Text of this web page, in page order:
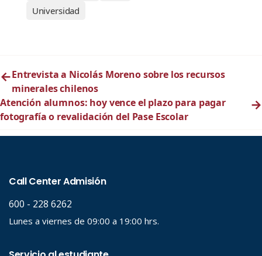
Universidad
←Entrevista a Nicolás Moreno sobre los recursos
minerales chilenos
Atención alumnos: hoy vence el plazo para pagar
fotografía o revalidación del Pase Escolar
→